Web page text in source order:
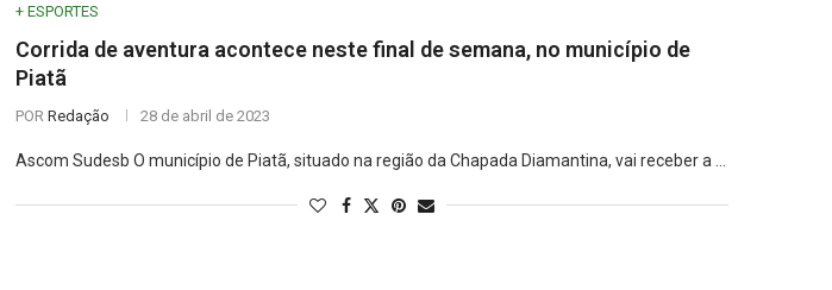
+ ESPORTES
Corrida de aventura acontece neste final de semana, no município de
Piatã
PORRedação 28 de abril de 2023
Ascom Sudesb O município de Piatã, situado na região da Chapada Diamantina, vai receber a …